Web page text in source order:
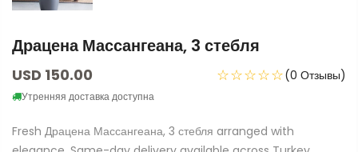
Драцена Массангеана, 3 стебля
USD 150.00
Утренняя доставка доступна
☆☆☆☆☆(0 Отзывы)
Fresh Драцена Массангеана, 3 стебля arranged with